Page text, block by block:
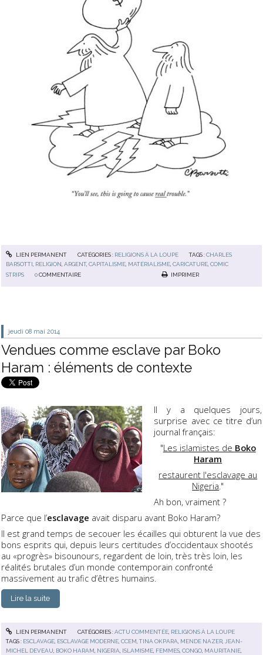
LIEN PERMANENT CATÉGORIES : RELIGIONS À LA LOUPE TAGS :CHARLES
BARSOTTI RELIGION ,ARGENT,CAPITALISME MATÉRIALISME ,CARICATURE ,COMIC
STRIPS
0 COMMENTAIRE IMPRIMER
jeudi 08 mai 2014
Vendues comme esclave par Boko
Haram : éléments de contexte
Il y a quelques jours,
surprise avec ce titre d’un
journal français:
"Les islamistes de Boko
Haram
restaurent l'esclavage au
Nigeria."
Ah bon, vraiment ?
Parce que l’esclavage avait disparu avant Boko Haram?
Il est grand temps de secouer les écailles qui obturent la vue des
bons esprits qui, depuis leurs certitudes d’occidentaux shootés
au «progrès» bisounours, regardent de loin, très très loin, les
réalités brutales d’un monde contemporain confronté
massivement au trafic d’êtres humains.
Lire la suite
LIEN PERMANENT CATÉGORIES :ACTU COMMENTÉE, RELIGIONS À LA LOUPE
TAGS : ESCLAVAGE, ESCLAVAGE MODERNE,CCEM,TINA OKPARA, MENDE NAZER,JEAN-
MICHEL DEVEAU, BOKO HARAM, NIGERIA, ISLAMISME, FEMMES,CONGO, MAURITANIE,